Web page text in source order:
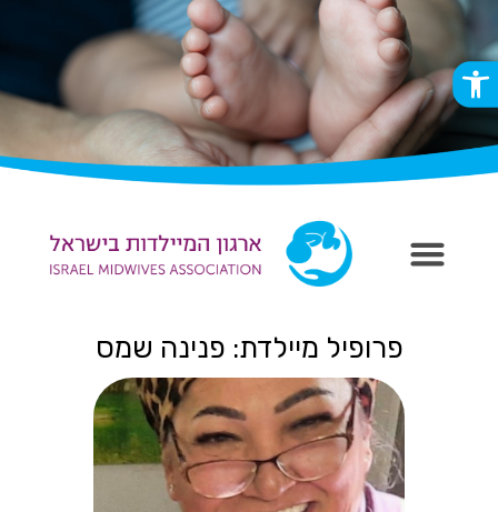
פתח סרגל נגישות
פרופיל מיילדת: פנינה שמס